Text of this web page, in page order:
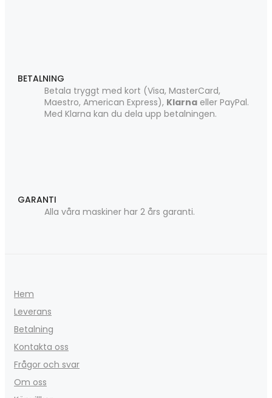
BETALNING
Betala tryggt med kort (Visa, MasterCard,
Maestro, American Express), Klarna eller PayPal.
Med Klarna kan du dela upp betalningen.
GARANTI
Alla våra maskiner har 2 års garanti.
Hem
Leverans
Betalning
Kontakta oss
Frågor och svar
Om oss